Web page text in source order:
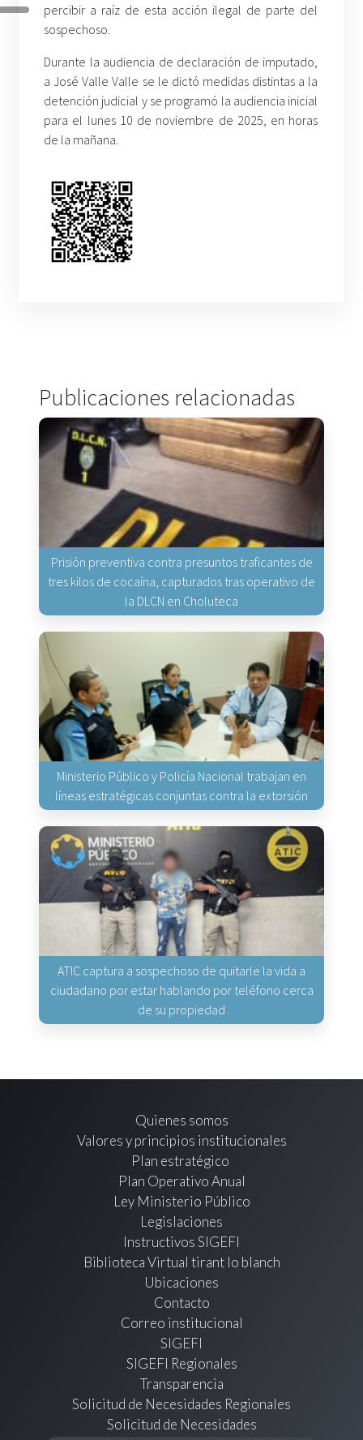
percibir a raíz de esta acción ilegal de parte del
sospechoso.
Durante la audiencia de declaración de imputado,
a José Valle Valle se le dictó medidas distintas a la
detención judicial y se programó la audiencia inicial
para el lunes 10 de noviembre de 2025, en horas
de la mañana.
Publicaciones relacionadas
Prisión preventiva contra presuntos traficantes de
tres kilos de cocaína, capturados tras operativo de
la DLCN en Choluteca
Ministerio Público y Policía Nacional trabajan en
líneas estratégicas conjuntas contra la extorsión
ATIC captura a sospechoso de quitarle la vida a
ciudadano por estar hablando por teléfono cerca
de su propiedad
Quienes somos
Valores y principios institucionales
Plan estratégico
Plan Operativo Anual
Ley Ministerio Público
Legislaciones
Instructivos SIGEFI
Biblioteca Virtual tirant lo blanch
Ubicaciones
Contacto
Correo institucional
SIGEFI
SIGEFI Regionales
Transparencia
Solicitud de Necesidades Regionales
Solicitud de Necesidades